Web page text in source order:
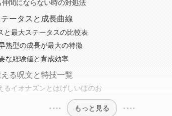
間にならない時の対処法
ータスと成長曲線
と最大ステータスの比較表
熟型の成長が最大の特徴
な経験値と育成効率
る呪文と特技一覧
るイオナズンとはげしいほのお
もっと見る